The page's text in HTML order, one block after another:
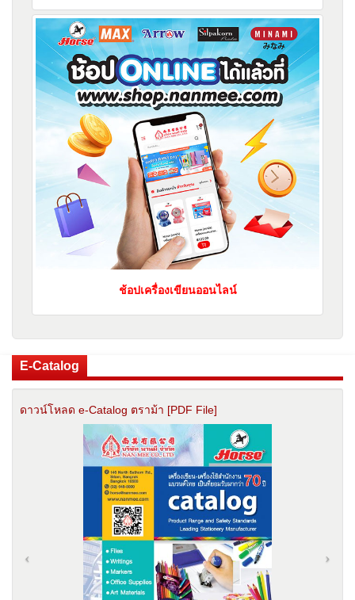
ช้อปเครื่องเขียนออนไลน์
E-Catalog
ดาวน์โหลด e-Catalog ตราม้า [PDF File]